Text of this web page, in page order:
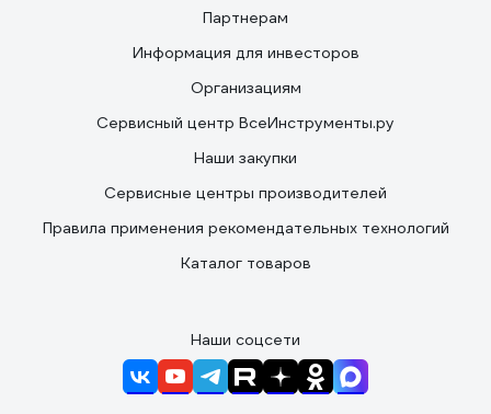
Партнерам
Информация для инвесторов
Организациям
Сервисный центр ВсеИнструменты.ру
Наши закупки
Сервисные центры производителей
Правила применения рекомендательных технологий
Каталог товаров
Наши соцсети